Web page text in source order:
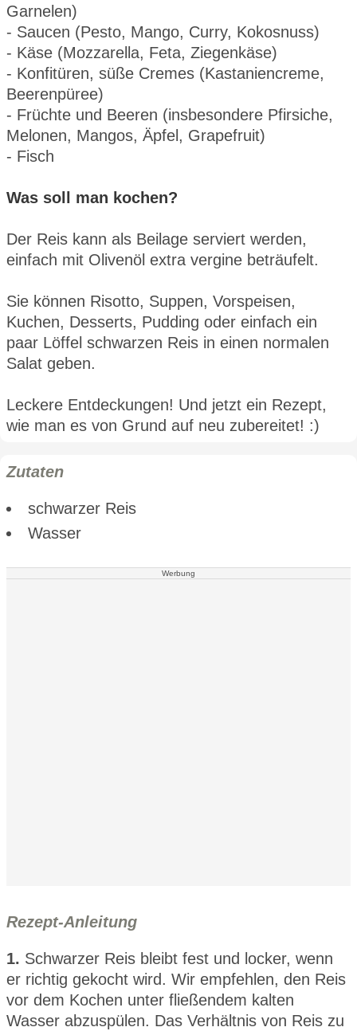
Garnelen)
- Saucen (Pesto, Mango, Curry, Kokosnuss)
- Käse (Mozzarella, Feta, Ziegenkäse)
- Konfitüren, süße Cremes (Kastaniencreme,
Beerenpüree)
- Früchte und Beeren (insbesondere Pfirsiche,
Melonen, Mangos, Äpfel, Grapefruit)
- Fisch
Was soll man kochen?
Der Reis kann als Beilage serviert werden,
einfach mit Olivenöl extra vergine beträufelt.
Sie können Risotto, Suppen, Vorspeisen,
Kuchen, Desserts, Pudding oder einfach ein
paar Löffel schwarzen Reis in einen normalen
Salat geben.
Leckere Entdeckungen! Und jetzt ein Rezept,
wie man es von Grund auf neu zubereitet! :)
Zutaten
schwarzer Reis
Wasser
Werbung
Rezept-Anleitung
1. Schwarzer Reis bleibt fest und locker, wenn
er richtig gekocht wird. Wir empfehlen, den Reis
vor dem Kochen unter fließendem kalten
Wasser abzuspülen. Das Verhältnis von Reis zu